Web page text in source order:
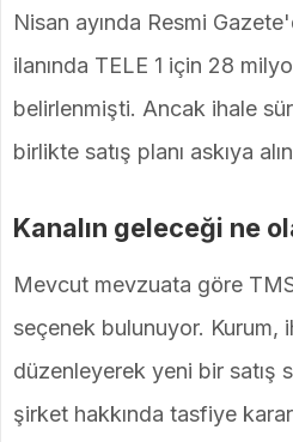
Nisan ayında Resmi
ilanında TELE 1 için 28
belirlenmişti. Ancak ihale
birlikte satış planı askıya
Kanalın geleceği ne
Mevcut mevzuata göre
seçenek bulunuyor. Kurum,
düzenleyerek yeni bir satış
şirket hakkında tasfiye